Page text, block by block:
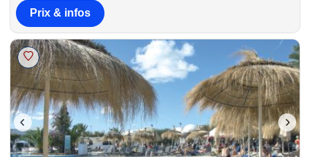
Prix & infos